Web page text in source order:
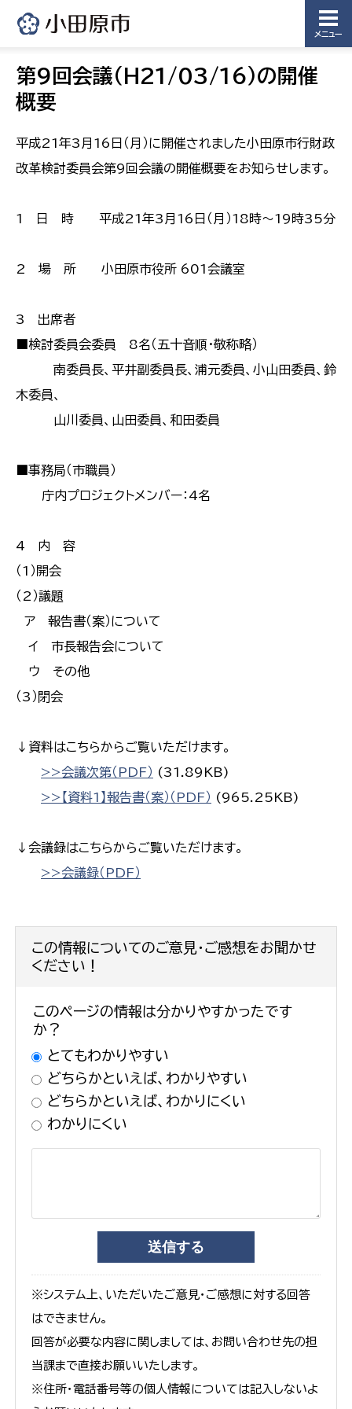
メニュー
第9回会議（H21/03/16）の開催
概要
平成21年3月16日（月）に開催されました小田原市行財政
改革検討委員会第9回会議の開催概要をお知らせします。
1 日 時 平成21年3月16日（月）18時〜19時35分
2 場 所 小田原市役所 601会議室
3 出席者
■検討委員会委員 8名（五十音順・敬称略）
南委員長、平井副委員長、浦元委員、小山田委員、鈴
木委員、
山川委員、山田委員、和田委員
■事務局（市職員）
庁内プロジェクトメンバー：4名
4 内 容
（1）開会
（2）議題
ア 報告書（案）について
イ 市長報告会について
ウ その他
（3）閉会
↓資料はこちらからご覧いただけます。
>>会議次第（PDF） (31.89KB)
>>【資料1】報告書（案）（PDF） (965.25KB)
↓会議録はこちらからご覧いただけます。
>>会議録（PDF）
この情報についてのご意見・ご感想をお聞かせ
ください！
このページの情報は分かりやすかったです
か？
とてもわかりやすい
どちらかといえば、わかりやすい
どちらかといえば、わかりにくい
わかりにくい
※システム上、いただいたご意見・ご感想に対する回答
はできません。
回答が必要な内容に関しましては、お問い合わせ先の担
当課まで直接お願いいたします。
※住所・電話番号等の個人情報については記入しないよ